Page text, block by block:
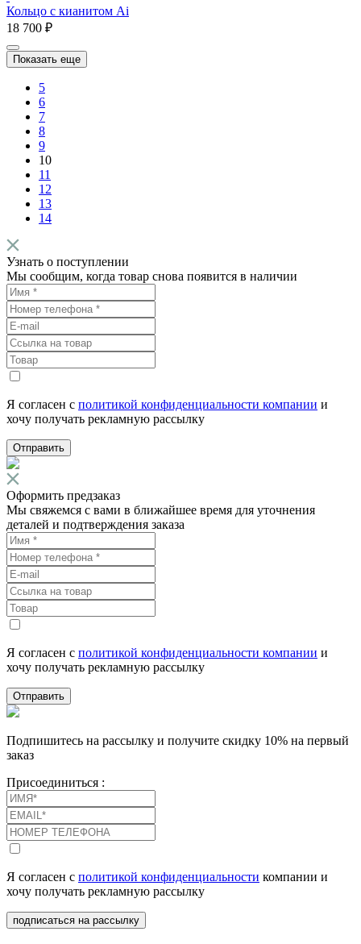
Кольцо с кианитом Ai
18 700 ₽
Показать еще
5
6
7
8
9
10
11
12
13
14
Узнать о поступлении
Мы сообщим, когда товар снова появится в наличии
Я согласен с политикой конфиденциальности компании и
хочу получать рекламную рассылку
Отправить
Оформить предзаказ
Мы свяжемся с вами в ближайшее время для уточнения
деталей и подтверждения заказа
Я согласен с политикой конфиденциальности компании и
хочу получать рекламную рассылку
Отправить
Подпишитесь на рассылку и получите скидку 10% на первый
заказ
Присоединиться :
Я согласен с политикой конфиденциальности компании и
хочу получать рекламную рассылку
подписаться на рассылку